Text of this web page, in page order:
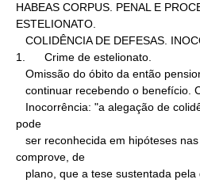
HABEAS CORPUS. PENAL E
ESTELIONATO.
1.      Crime de estelionato.
pode
comprove, de